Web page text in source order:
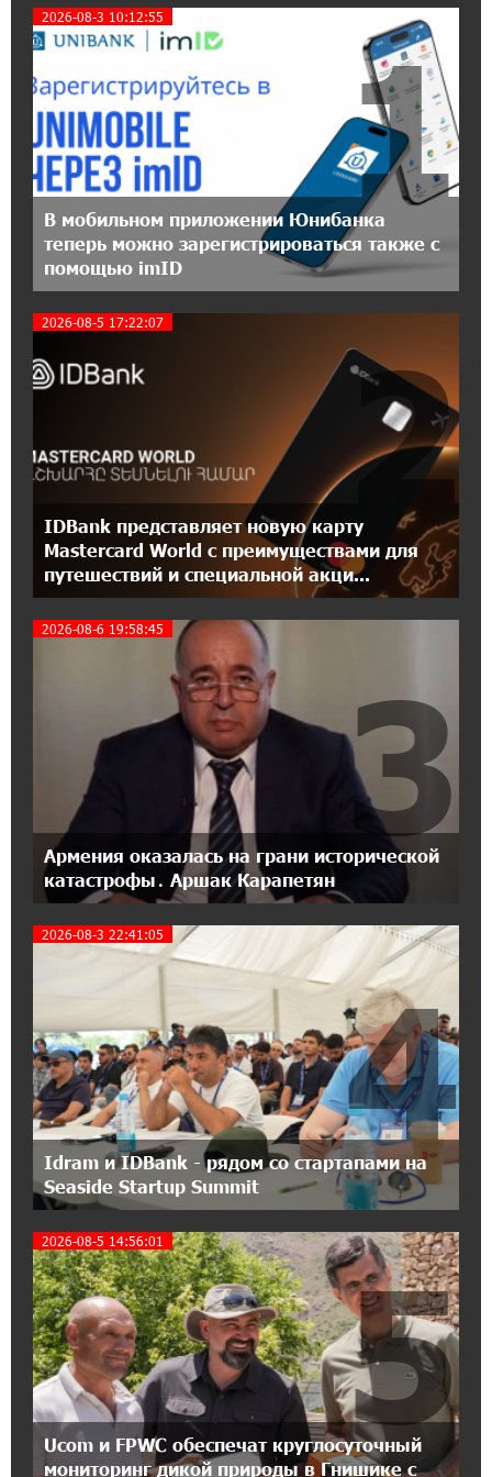
11:30:15 17-07-2026
Ucom и Microsoft Innovation Center помогают
школьникам развивать навыки
кибербезопасности
При поддержке Ucom в Шенаване
установлена солнечная станция мощностью
10 кВт
Юнибанк разыграет поездку в Италию среди
новых держателей карт Mastercard World
«Travel»
Москва–Баку: есть разногласия, но связи
сохраняются. А мы что делаем?
18:04:39 13-07-2026
День благодарности клиентам в Ванадзоре:
17:07:36 11-07-2026
Пашинян замотивирован уничтожить
Армению․ Аршак Карапетян
14:27:40 11-07-2026
«Мой лес Армения» — бенефициар
инициативы «Сила одного драма» в июле
12:56:04 11-07-2026
Станьте акционером Юнибанка и
предложением
IDBank предупреждает о мошеннических
звонках от имени пенсионных фондов
15:50:50 9-07-2026
Небольшой французский уголок в Раздане
при сотрудничестве с Конверс МСБ
Предателя Пашиняна нужно скинуть с трона.
Аршак Карапетян
18:38:14 8-07-2026
Зачем Пашинян полетел в Россию?․ Аршак
Карапетян
17:46:18 8-07-2026
Глава МИД Иордании: Подписание мирного
соглашения между Арменией и
2026-08-3 10:12:55
В мобильном приложении Юнибанка
теперь можно зарегистрироваться также с
помощью imID
1
2026-08-5 17:22:07
IDBank представляет новую карту
Mastercard World с преимуществами для
путешествий и специальной акци...
2
2026-08-6 19:58:45
Армения оказалась на грани исторической
катастрофы․ Аршак Карапетян
3
2026-08-3 22:41:05
Idram и IDBank - рядом со стартапами на
Seaside Startup Summit
4
2026-08-5 14:56:01
Ucom и FPWC обеспечат круглосуточный
мониторинг дикой природы в Гнишике с
5